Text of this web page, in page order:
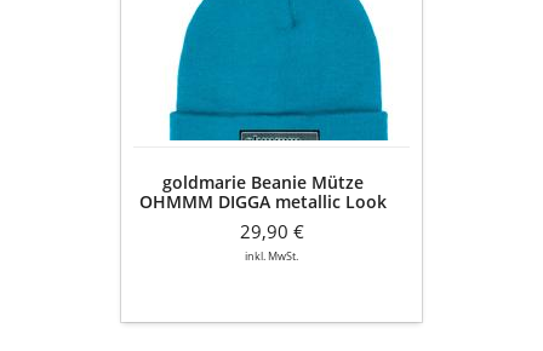
OHMMM
DIGGA
metallic
Label
goldmarie Beanie Mütze
OHMMM DIGGA metallic Look
Label - hellblau
29,90 €
inkl. MwSt.